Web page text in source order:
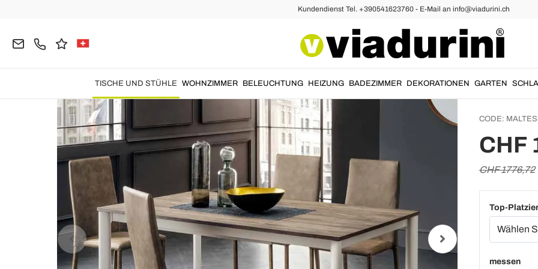
Kundendienst Tel. +390541623760 - E-Mail an info@viadurini.ch
TISCHE UND STÜHLE WOHNZIMMER BELEUCHTUNG HEIZUNG BADEZIMMER DEKORATIONEN GARTEN
334
-
CODE:
CHF
CHF 1776,72
Top-
messen